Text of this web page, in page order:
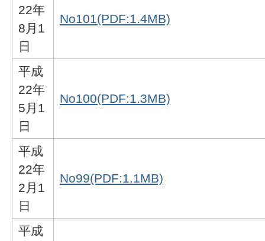
22年
8月1
日
No101(PDF:1.4MB)
平成
22年
5月1
日
No100(PDF:1.3MB)
平成
22年
2月1
日
No99(PDF:1.1MB)
平成